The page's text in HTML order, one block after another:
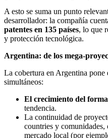
A esto se suma un punto
desarrollador: la compañía
patentes en 135 países, lo que
y protección tecnológica.
Argentina: de los mega-
La cobertura en Argentina
simultáneos:
El crecimiento del
tendencia.
La continuidad de
countries y comunidades,
mercado local (por